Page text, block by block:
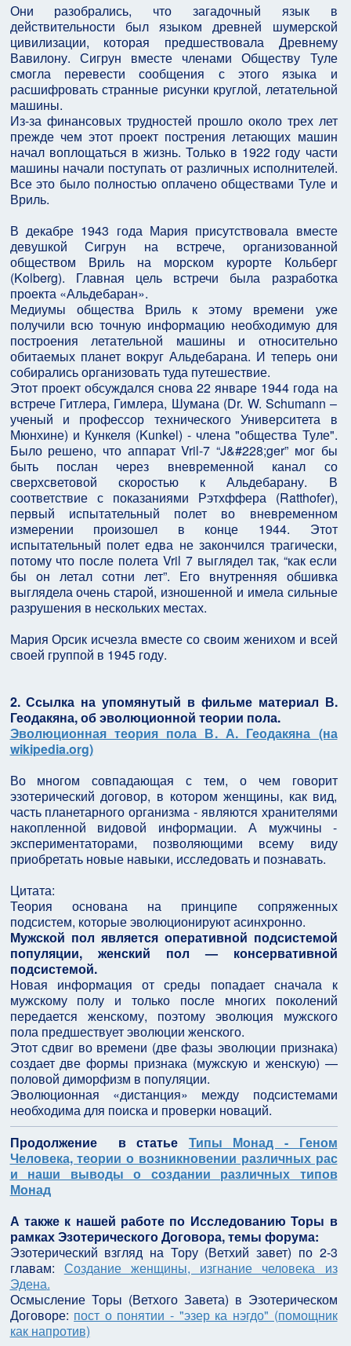
Они разобрались, что загадочный язык в
действительности был языком древней шумерской
цивилизации, которая предшествовала Древнему
Вавилону. Сигрун вместе членами Обществу Туле
смогла перевести сообщения с этого языка и
расшифровать странные рисунки круглой, летательной
машины.
Из-за финансовых трудностей прошло около трех лет
прежде чем этот проект пострения летающих машин
начал воплощаться в жизнь. Только в 1922 году части
машины начали поступать от различных исполнителей.
Все это было полностью оплачено обществами Туле и
Вриль.
В декабре 1943 года Мария присутствовала вместе
девушкой Сигрун на встрече, организованной
обществом Вриль на морском курорте Кольберг
(Kolberg). Главная цель встречи была разработка
проекта «Альдебаран».
Медиумы общества Вриль к этому времени уже
получили всю точную информацию необходимую для
построения летательной машины и относительно
обитаемых планет вокруг Альдебарана. И теперь они
собирались организовать туда путешествие.
Этот проект обсуждался снова 22 январе 1944 года на
встрече Гитлера, Гимлера, Шумана (Dr. W. Schumann –
ученый и профессор технического Университета в
Мюнхине) и Кункеля (Kunkel) - члена "общества Туле".
Было решено, что аппарат Vril-7 “J&#228;ger” мог бы
быть послан через вневременной канал со
сверхсветовой скоростью к Альдебарану. В
соответствие с показаниями Рэтхффера (Ratthofer),
первый испытательный полет во вневременном
измерении произошел в конце 1944. Этот
испытательный полет едва не закончился трагически,
потому что после полета Vril 7 выглядел так, “как если
бы он летал сотни лет”. Его внутренняя обшивка
выглядела очень старой, изношенной и имела сильные
разрушения в нескольких местах.
Мария Орсик исчезла вместе со своим женихом и всей
своей группой в 1945 году.
2. Ссылка на упомянутый в фильме материал В.
Геодакяна, об эволюционной теории пола.
Эволюционная теория пола В. А. Геодакяна (на
wikipedia.org)
Во многом совпадающая с тем, о чем говорит
эзотерический договор, в котором женщины, как вид,
часть планетарного организма - являются хранителями
накопленной видовой информации. А мужчины -
экспериментаторами, позволяющими всему виду
приобретать новые навыки, исследовать и познавать.
Цитата:
Теория основана на принципе сопряженных
подсистем, которые эволюционируют асинхронно.
Мужской пол является оперативной подсистемой
популяции, женский пол — консервативной
подсистемой.
Новая информация от среды попадает сначала к
мужскому полу и только после многих поколений
передается женскому, поэтому эволюция мужского
пола предшествует эволюции женского.
Этот сдвиг во времени (две фазы эволюции признака)
создает две формы признака (мужскую и женскую) —
половой диморфизм в популяции.
Эволюционная «дистанция» между подсистемами
необходима для поиска и проверки новаций.
Продолжение в статье Типы Монад - Геном
Человека, теории о возникновении различных рас
и наши выводы о создании различных типов
Монад
А также к нашей работе по Исследованию Торы в
рамках Эзотерического Договора, темы форума:
Эзотерический взгляд на Тору (Ветхий завет) по 2-3
главам: Создание женщины, изгнание человека из
Эдена.
Осмысление Торы (Ветхого Завета) в Эзотерическом
Договоре: пост о понятии - "эзер ка нэгдо" (помощник
как напротив)